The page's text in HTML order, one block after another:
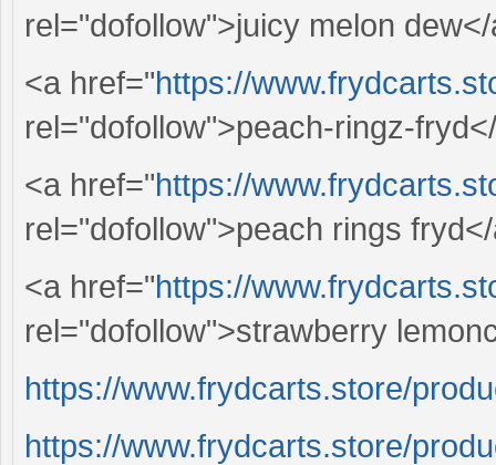
rel="dofollow">juicy melon
<a href="https://
rel="dofollow">peach-ringz-
<a href="https://
rel="dofollow">peach rings
<a href="https://
rel="dofollow">strawberry
https://www.frydcarts.store/
https://www.frydcarts.store/